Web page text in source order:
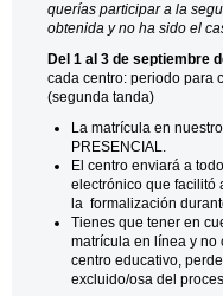
querías participar a la
obtenida y no ha sido el
Del 1 al 3 de septiembre
cada centro: periodo para
(segunda tanda)
La matrícula en
PRESENCIAL.
El centro enviará a
electrónico que facilitó
la formalización
Tienes que tener en
matrícula en línea y no
centro educativo,
excluido/osa del